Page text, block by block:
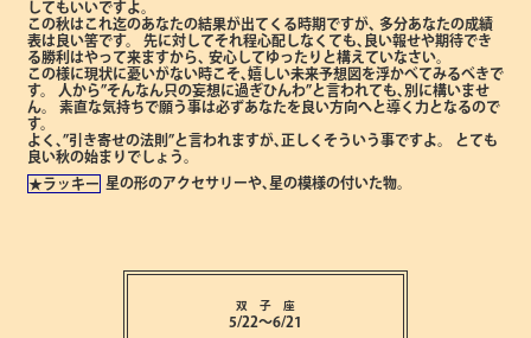
してもいいですよ。
この秋はこれ迄のあなたの結果が出てくる時期ですが､
多分あなたの成績
表は良い筈です。
先に対してそれ程心配しなくても､良い報せや期待でき
る勝利はやって来ますから､ 安心してゆったりと構えていなさい。
この様に現状に憂いがない時こそ､嬉しい未来予想図を浮かべてみるべきで
す。
人から”そんなん只の妄想に過ぎひんわ”と言われても､別に構いませ
ん。
素直な気持ちで願う事は必ずあなたを良い方向へと導く力となるので
す。
よく､”引き寄せの法則”と言われますが､正しくそういう事ですよ。
とても
良い秋の始まりでしょう。
★ラッキー 星の形のアクセサリーや､星の模様の付いた物。
双 子 座
5/22～6/21